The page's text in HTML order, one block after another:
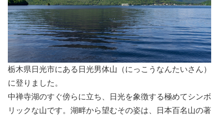
栃木県日光市にある日光男体山（にっこうなんたいさん）
に登りました。
中禅寺湖のすぐ傍らに立ち、日光を象徴する極めてシンボ
リックな山です。湖畔から望むその姿は、日本百名山の著